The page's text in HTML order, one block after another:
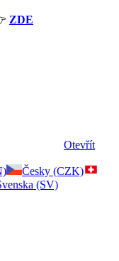
ZDE
Otevřít
Česky (CZK)
(SV)